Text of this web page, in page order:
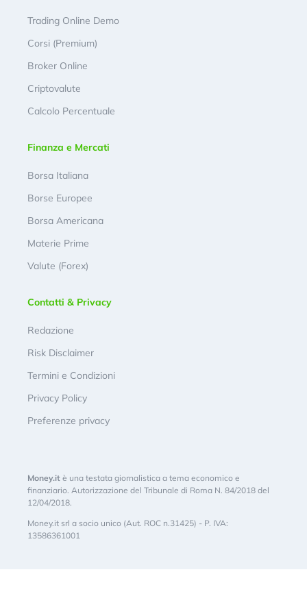
Trading Online Demo
Corsi (Premium)
Broker Online
Criptovalute
Calcolo Percentuale
Finanza e Mercati
Borsa Italiana
Borse Europee
Borsa Americana
Materie Prime
Valute (Forex)
Contatti & Privacy
Redazione
Risk Disclaimer
Termini e Condizioni
Privacy Policy
Preferenze privacy
Money.it è una testata giornalistica a tema economico e
finanziario. Autorizzazione del Tribunale di Roma N. 84/2018 del
12/04/2018.
Money.it srl a socio unico (Aut. ROC n.31425) - P. IVA:
13586361001